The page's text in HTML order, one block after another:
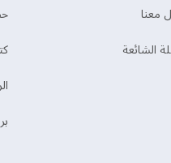
معنا
الشائعة